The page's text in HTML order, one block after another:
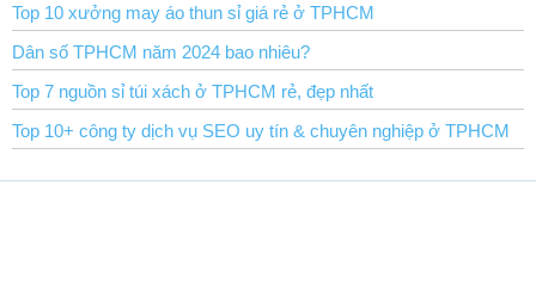
Top 10 xưởng may áo thun sỉ giá rẻ ở TPHCM
Dân số TPHCM năm 2024 bao nhiêu?
Top 7 nguồn sỉ túi xách ở TPHCM rẻ, đẹp nhất
Top 10+ công ty dịch vụ SEO uy tín & chuyên nghiệp ở TPHCM